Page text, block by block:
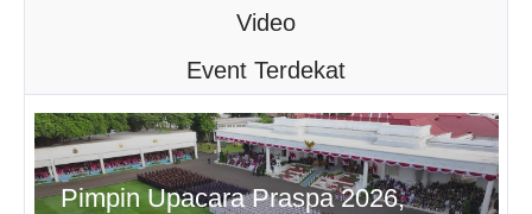
Video
Event Terdekat
Pimpin Upacara Praspa 2026,